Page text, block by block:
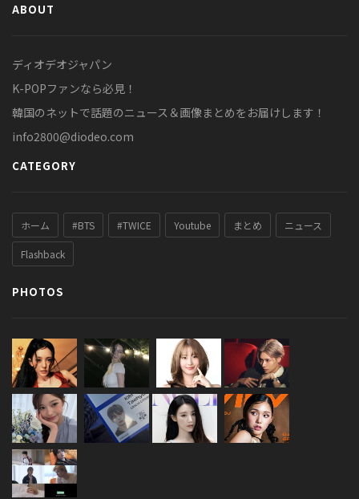
ABOUT
ディオデオジャパン
K-POPファンなら必見！
韓国のネットで話題のニュース＆画像まとめをお届けします！
info2800@diodeo.com
CATEGORY
ホーム #BTS #TWICE Youtube まとめ ニュース
Flashback
PHOTOS